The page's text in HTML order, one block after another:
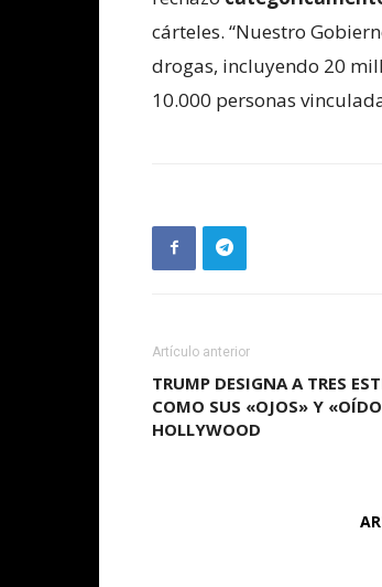
cárteles. “Nuestro
drogas, incluyendo 20
10.000 personas
Artículo anterior
TRUMP DESIGNA A TRES
COMO SUS «OJOS» Y
HOLLYWOOD